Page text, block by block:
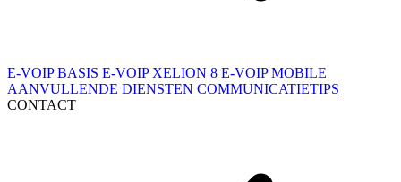
E-VOIP BASIS E-VOIP XELION 8 E-VOIP MOBILE
AANVULLENDE DIENSTEN COMMUNICATIETIPS
CONTACT